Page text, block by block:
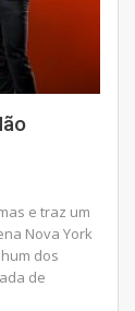
e traz um
Nova York
dos
de